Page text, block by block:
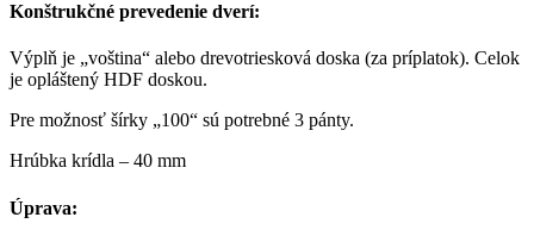
Konštrukčné prevedenie dverí:
Výplň je „voština“ alebo drevotriesková doska (za príplatok). Celok
je opláštený HDF doskou.
Pre možnosť šírky „100“ sú potrebné 3 pánty.
Hrúbka krídla – 40 mm
Úprava: